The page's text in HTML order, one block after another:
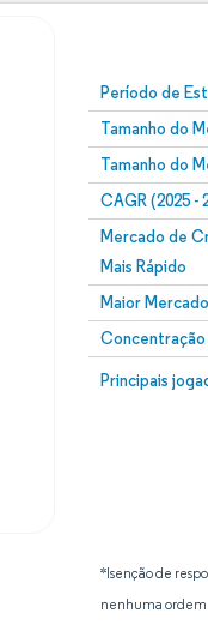
Período de
Tamanho do
Tamanho do
CAGR (2025 -
Mercado de
Mais Rápido
Maior Mercado
Principais
*Isenção de
nenhuma ordem